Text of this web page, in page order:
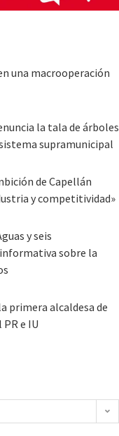
una macrooperación
la tala de árboles
supramunicipal
de Capellán
y competitividad»
y seis
sobre la
primera alcaldesa de
e IU